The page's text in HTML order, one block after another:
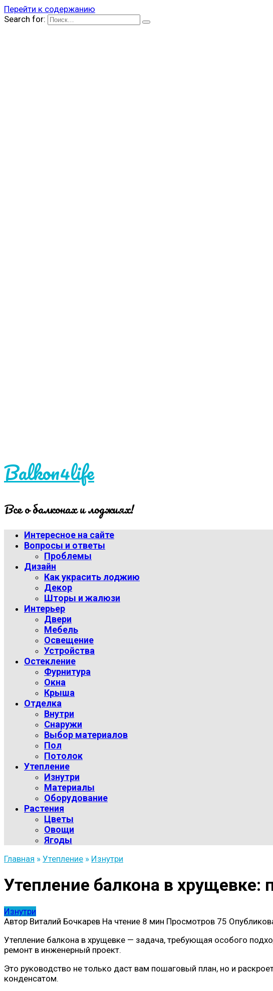
Перейти к содержанию
Search for:
Balkon4life
Все о балконах и лоджиях!
Интересное на сайте
Вопросы и ответы
Проблемы
Дизайн
Как украсить лоджию
Декор
Шторы и жалюзи
Интерьер
Двери
Мебель
Освещение
Устройства
Остекление
Фурнитура
Окна
Крыша
Отделка
Внутри
Снаружи
Выбор материалов
Пол
Потолок
Утепление
Изнутри
Материалы
Оборудование
Растения
Цветы
Овощи
Ягоды
Главная » Утепление » Изнутри
Утепление балкона в хрущевке:
Изнутри
Автор Виталий Бочкарев На чтение 8 мин Просмотров 75
Утепление балкона в хрущевке — задача, требующая особого
ремонт в инженерный проект.
Это руководство не только даст вам пошаговый план, но и
конденсатом.